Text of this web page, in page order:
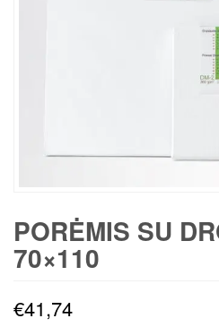
PORĖMIS SU
70×110
€41,74